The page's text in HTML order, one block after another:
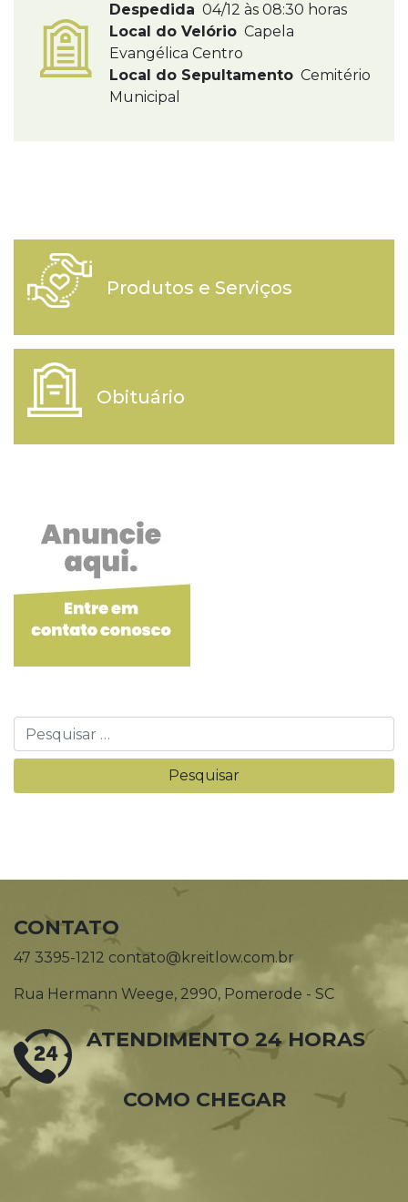
Despedida 04/12 às 08:30 horas
Local do Velório Capela
Evangélica Centro
Local do Sepultamento Cemitério
Municipal
Produtos e Serviços
Obituário
CONTATO
47 3395-1212 contato@kreitlow.com.br
Rua Hermann Weege, 2990, Pomerode - SC
ATENDIMENTO 24 HORAS
COMO CHEGAR